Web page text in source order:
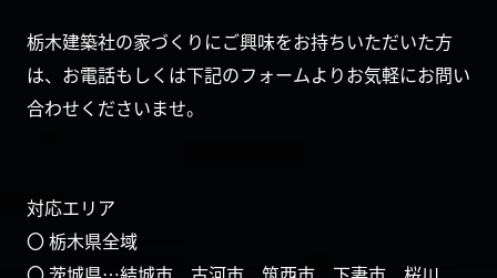
栃木建築社の家づくりにご興味をお持ちいただいた方
は、お電話もしくは下記のフォームよりお気軽にお問い
合わせくださいませ。
対応エリア
〇 栃木県全域